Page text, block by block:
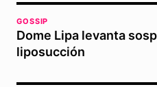
GOSSIP
Dome Lipa levanta
liposucción